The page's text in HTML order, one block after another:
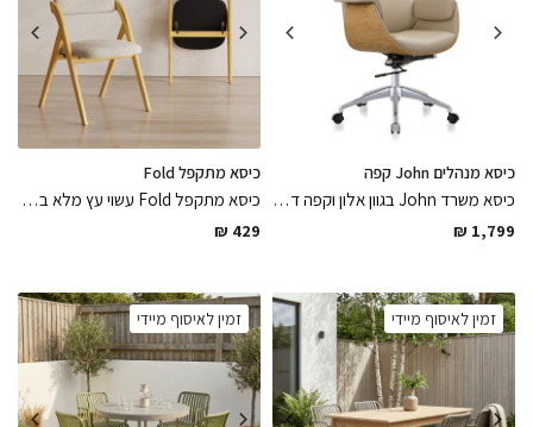
כיסא מנהלים John קפה
כיסא משרד John בגוון אלון וקפה דמוי עור מסתובב איכותי עם בסיס ניקל מבריק בגימור מושלם עם גלגלים מותאמים בפרקט, כיסא מפנק שישדרג את החלל באלגנטיות
₪ 1,799
כיסא מתקפל Fold
כיסא מתקפל Fold עשוי עץ מלא בשילוב מושב בד פוליאסטר אפרפר עם מנגנון קיפול פרקטי וקל לאחסון מיטבי במחסן, הפתרון המושלם לאחסון כיסאות בנוחות ובקלות
₪ 429
זמין לאיסוף מיידי זמין לאיסוף מיידי